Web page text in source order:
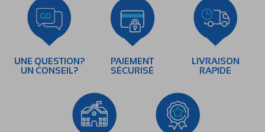
UNE QUESTION?
UN CONSEIL?
PAIEMENT
SÉCURISÉ
LIVRAISON
RAPIDE